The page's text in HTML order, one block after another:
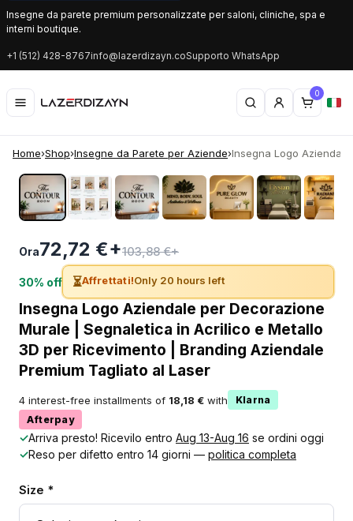
Insegne da parete premium personalizzate per saloni, cliniche, spa e
interni boutique.
+1 (512) 428-8767info@lazerdizayn.coSupporto WhatsApp
0
Home›Shop›Insegne da Parete per Aziende›Insegna Logo
‹ ›
Ora72,72 €+103,88 €+
30% off ⏳Affrettati!Only 20 hours left
Insegna Logo Aziendale per Decorazione
Murale | Segnaletica in Acrilico e Metallo
3D per Ricevimento | Branding Aziendale
Premium Tagliato al Laser
4 interest-free installments of 18,18 € with
Klarna
Afterpay
✓Arriva presto! Ricevilo entro Aug 13-Aug 16 se ordini oggi
✓Reso per difetto entro 14 giorni — politica completa
Size *